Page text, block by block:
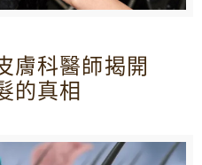
膚科醫師揭開
的真相